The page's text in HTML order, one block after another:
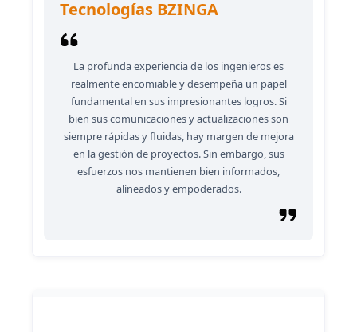
Tecnologías BZINGA
La profunda experiencia de los ingenieros es
realmente encomiable y desempeña un papel
fundamental en sus impresionantes logros. Si
bien sus comunicaciones y actualizaciones son
siempre rápidas y fluidas, hay margen de mejora
en la gestión de proyectos. Sin embargo, sus
esfuerzos nos mantienen bien informados,
alineados y empoderados.